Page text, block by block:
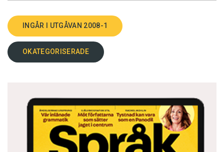
INGÅR I UTGÅVAN 2008-1
OKATEGORISERADE